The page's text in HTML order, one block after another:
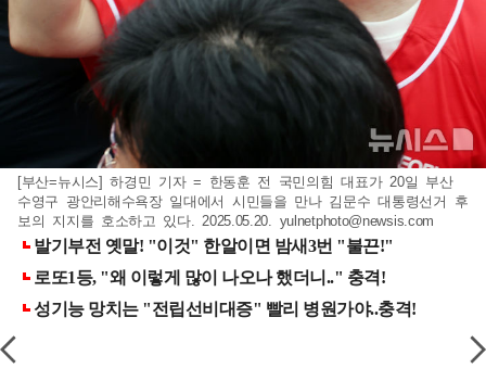
[부산=뉴시스] 하경민 기자 = 한동훈 전 국민의힘 대표가 20일 부산
수영구 광안리해수욕장 일대에서 시민들을 만나 김문수 대통령선거 후
보의 지지를 호소하고 있다. 2025.05.20. yulnetphoto@newsis.com